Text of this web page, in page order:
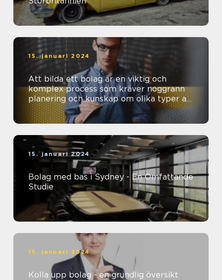
15. januari 2024
Att bilda ett bolag är en viktig och
komplex process som kräver noggrann
planering och kunskap om olika typer av
bolag
15. januari 2024
Bolag med bas i Sydney - En Omfattande
Studie
15. januari 2024
Kolla upp bolag - en grundlig översikt